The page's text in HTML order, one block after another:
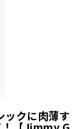
ックに肉薄す